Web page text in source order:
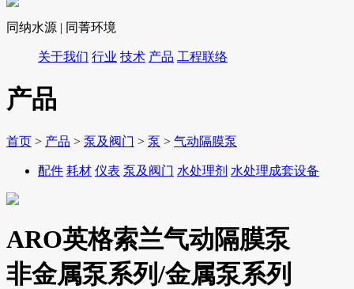
同纳水源 | 同菁环境
关于我们 行业 技术 产品 工程联络
产品
首页 > 产品 > 泵及阀门 > 泵 > 气动隔膜泵
配件 耗材 仪表 泵及阀门 水处理剂 水处理成套设备
ARO英格索兰气动隔膜泵
非金属泵系列/金属泵系列